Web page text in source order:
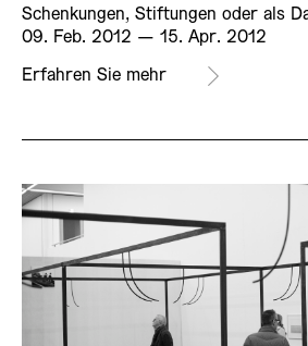
AUSSTELLUNG
Schenkungen, Stiftungen oder als
09. Feb. 2012 ­— 15. Apr. 2012
Erfahren Sie mehr